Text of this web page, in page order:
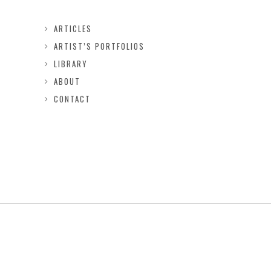
ARTICLES
ARTIST’S PORTFOLIOS
LIBRARY
ABOUT
CONTACT